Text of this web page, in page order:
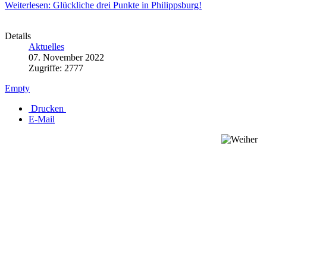
Weiterlesen: Glückliche drei Punkte in Philippsburg!
Details
Aktuelles
07. November 2022
Zugriffe: 2777
Empty
Drucken
E-Mail